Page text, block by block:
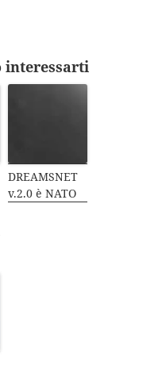
interessarti
DREAMSNET
v.2.0 è NATO